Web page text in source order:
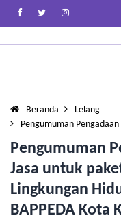
Beranda
Lelang
Pengumuman
Pengumuman
Jasa untuk
Lingkungan
BAPPEDA Kota